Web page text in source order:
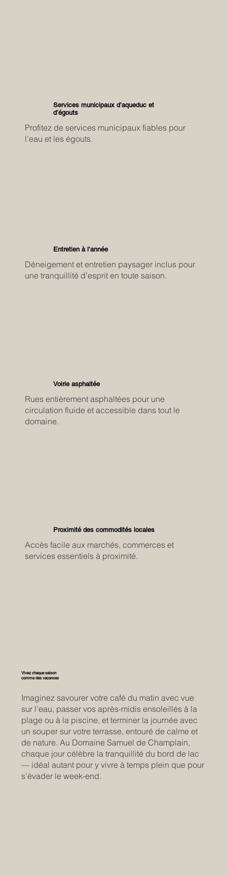
Services municipaux d’aqueduc et
d’égouts
Profitez de services municipaux fiables pour
l’eau et les égouts.
Entretien à l’année
Déneigement et entretien paysager inclus pour
une tranquillité d’esprit en toute saison.
Voirie asphaltée
Rues entièrement asphaltées pour une
circulation fluide et accessible dans tout le
domaine.
Proximité des commodités locales
Accès facile aux marchés, commerces et
services essentiels à proximité.
Vivez chaque saison
comme des vacances
Imaginez savourer votre café du matin avec vue
sur l’eau, passer vos après-midis ensoleillés à la
plage ou à la piscine, et terminer la journée avec
un souper sur votre terrasse, entouré de calme et
de nature. Au Domaine Samuel de Champlain,
chaque jour célèbre la tranquillité du bord de lac
— idéal autant pour y vivre à temps plein que pour
s’évader le week-end.